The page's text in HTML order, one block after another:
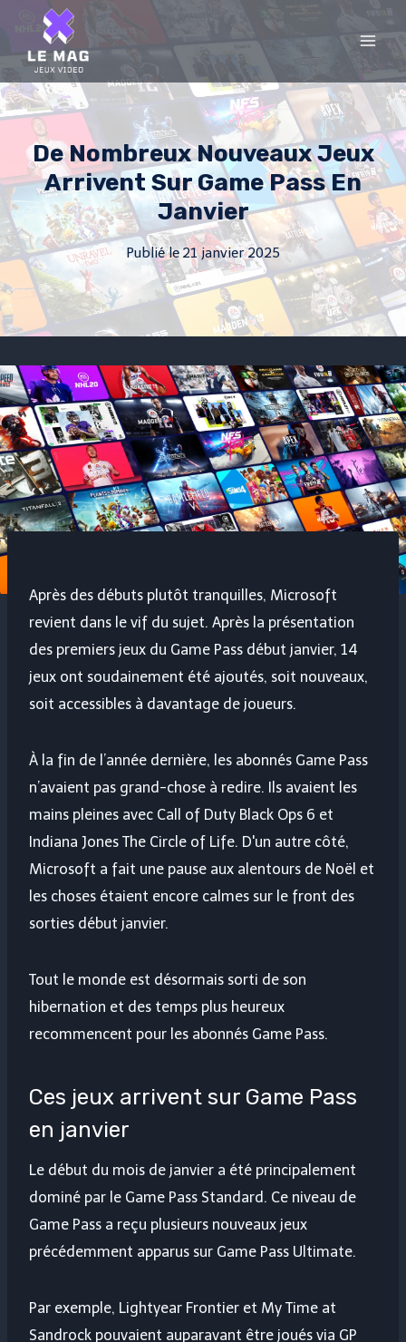
content
De Nombreux Nouveaux Jeux
Arrivent Sur Game Pass En
Janvier
Publié le 21 janvier 2025
Après des débuts plutôt tranquilles, Microsoft
revient dans le vif du sujet. Après la présentation
des premiers jeux du Game Pass début janvier, 14
jeux ont soudainement été ajoutés, soit nouveaux,
soit accessibles à davantage de joueurs.
À la fin de l’année dernière, les abonnés Game Pass
n’avaient pas grand-chose à redire. Ils avaient les
mains pleines avec Call of Duty Black Ops 6 et
Indiana Jones The Circle of Life. D'un autre côté,
Microsoft a fait une pause aux alentours de Noël et
les choses étaient encore calmes sur le front des
sorties début janvier.
Tout le monde est désormais sorti de son
hibernation et des temps plus heureux
recommencent pour les abonnés Game Pass.
Ces jeux arrivent sur Game Pass
en janvier
Le début du mois de janvier a été principalement
dominé par le Game Pass Standard. Ce niveau de
Game Pass a reçu plusieurs nouveaux jeux
précédemment apparus sur Game Pass Ultimate.
Par exemple, Lightyear Frontier et My Time at
Sandrock pouvaient auparavant être joués via GP